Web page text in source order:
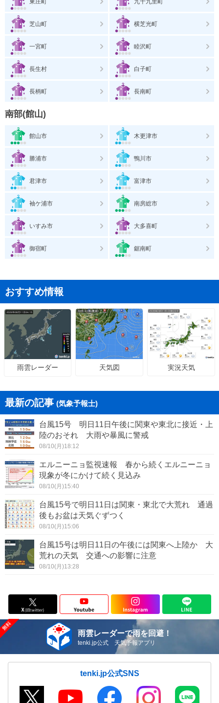
芝山町 横芝光町
一宮町 睦沢町
長生村 白子町
長柄町 長南町
南部(館山)
館山市 木更津市
勝浦市 鴨川市
君津市 富津市
袖ケ浦市 南房総市
いすみ市 大多喜町
御宿町 鋸南町
おすすめ情報
雨雲レーダー 天気図 実況天気
最新の記事 (気象予報士)
台風15号 明日11日午後に関東や東北に接近・上
陸のおそれ 大雨や暴風に警戒
08/10(月)18:12
エルニーニョ監視速報 春から続くエルニーニョ
現象が冬にかけて続く見込み
08/10(月)15:40
台風15号で明日11日は関東・東北で大荒れ 通過
後もお盆は天気ぐずつく
08/10(月)15:06
台風15号は明日11日の午後には関東へ上陸か 大
荒れの天気 交通への影響に注意
08/10(月)13:28
雨雲レーダーで雨を回避！
tenki.jp公式 天気予報アプリ
tenki.jp公式SNS